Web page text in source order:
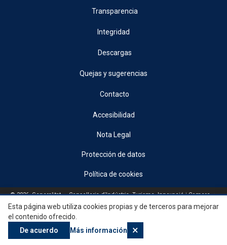
Transparencia
Integridad
Descargas
Quejas y sugerencias
Contacto
Accesibilidad
Nota Legal
Protección de datos
Política de cookies
© 2026, Generalitat • Conselleria d’Indústria, Turisme, Innovació i Comerç •
Esta página web utiliza cookies propias y de terceros para mejorar
el contenido ofrecido.
De acuerdo
Más información ×